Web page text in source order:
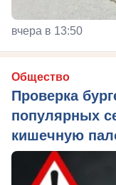
вчера в 13:50
Общество
Проверка
популярных
кишечную